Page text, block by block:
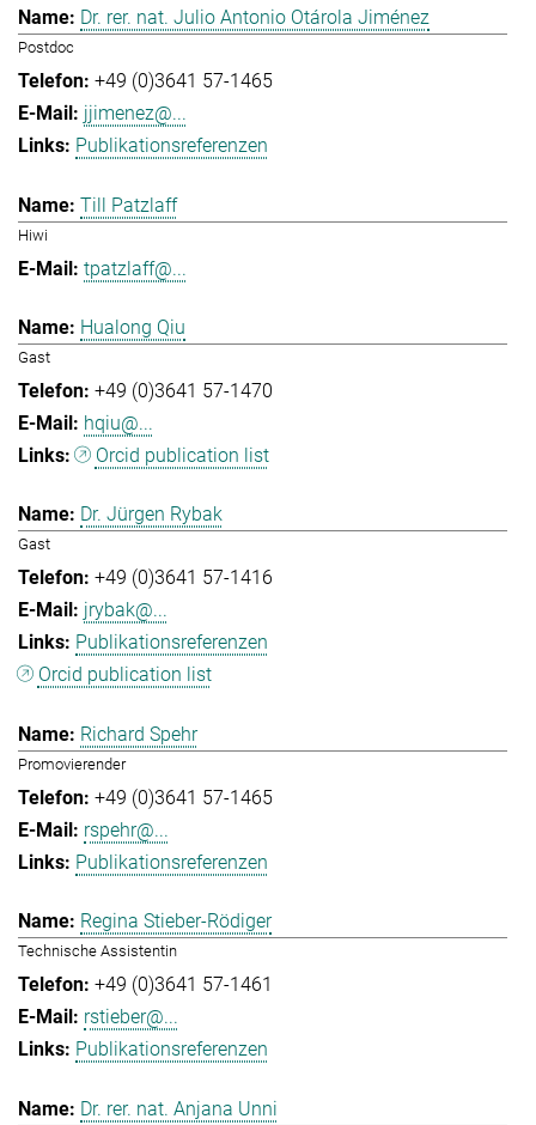
Dr. rer. nat. Julio Antonio Otárola Jiménez
Postdoc
+49 (0)3641 57-1465
jjimenez@...
Publikationsreferenzen
Till Patzlaff
Hiwi
tpatzlaff@...
Hualong Qiu
Gast
+49 (0)3641 57-1470
hqiu@...
Orcid publication list
Dr. Jürgen Rybak
Gast
+49 (0)3641 57-1416
jrybak@...
Publikationsreferenzen
Orcid publication list
Richard Spehr
Promovierender
+49 (0)3641 57-1465
rspehr@...
Publikationsreferenzen
Regina Stieber-Rödiger
Technische Assistentin
+49 (0)3641 57-1461
rstieber@...
Publikationsreferenzen
Dr. rer. nat. Anjana Unni